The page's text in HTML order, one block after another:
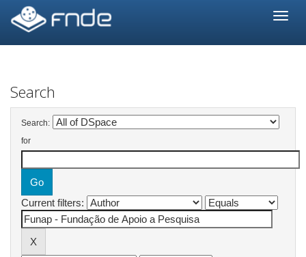
navigation
Search
Search:
for
Current filters: